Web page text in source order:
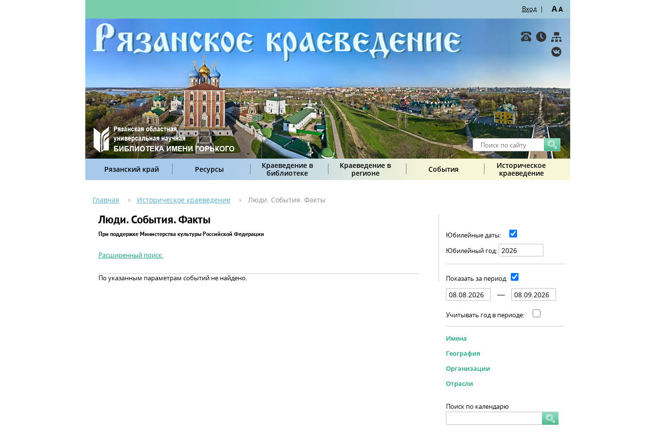
Вход | AA
Рязанский край Ресурсы
Краеведение в
библиотеке
Краеведение в
регионе
События
Историческое
краеведение
Главная Историческое краеведение Люди. События. Факты
Люди. События. Факты
При поддержке Министерства культуры Российской Федерации
Расширенный поиск:
По указанным параметрам событий не найдено.
Юбилейные даты:
Юбилейный год:
Показать за период:
Учитывать год в периоде:
Имена
География
Организации
Отрасли
Поиск по календарю